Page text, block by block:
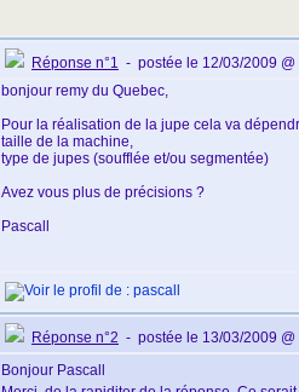
Réponse n°1 - postée le 12/03/2009 @
bonjour remy du Quebec,
Pour la réalisation de la jupe cela va
taille de la machine,
type de jupes (soufflée et/ou segmentée)
Avez vous plus de précisions ?
Pascall
Réponse n°2 - postée le 13/03/2009 @
Bonjour Pascall